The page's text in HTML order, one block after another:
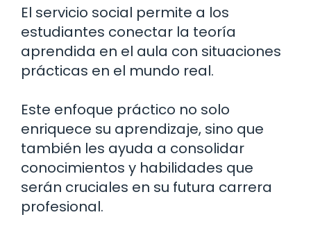
El servicio social permite a los
estudiantes conectar la teoría
aprendida en el aula con situaciones
prácticas en el mundo real.
Este enfoque práctico no solo
enriquece su aprendizaje, sino que
también les ayuda a consolidar
conocimientos y habilidades que
serán cruciales en su futura carrera
profesional.